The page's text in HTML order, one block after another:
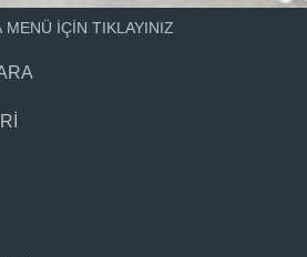
MENÜ İÇİN TIKLAYINIZ